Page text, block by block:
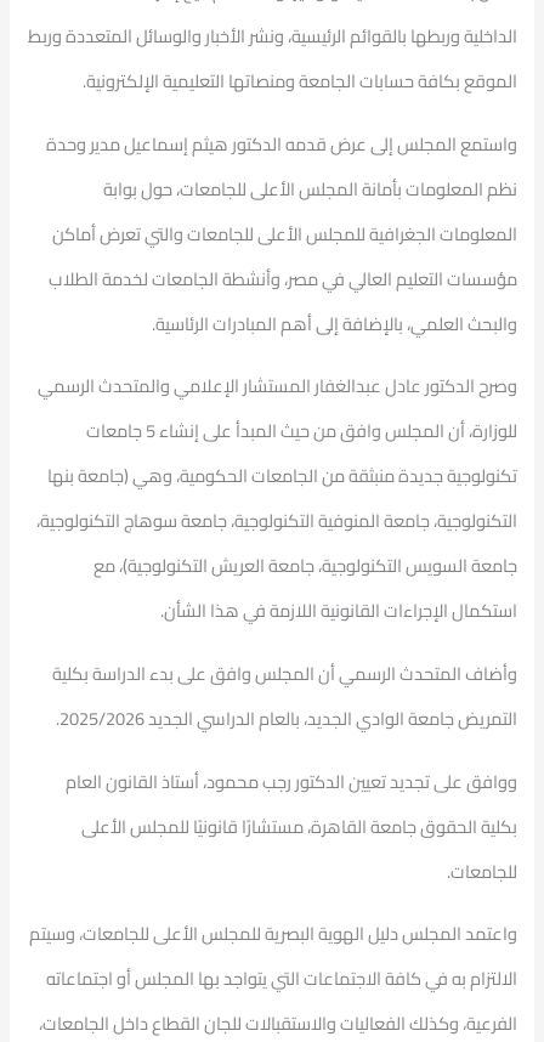
الداخلية وربطها بالقوائم الرئيسية، ونشر الأخبار والوسائل المتعددة وربط
الموقع بكافة حسابات الجامعة ومنصاتها التعليمية الإلكترونية.
واستمع المجلس إلى عرض قدمه الدكتور هيثم إسماعيل مدير وحدة
نظم المعلومات بأمانة المجلس الأعلى للجامعات، حول بوابة
المعلومات الجغرافية للمجلس الأعلى للجامعات والتي تعرض أماكن
مؤسسات التعليم العالي في مصر، وأنشطة الجامعات لخدمة الطلاب
والبحث العلمي، بالإضافة إلى أهم المبادرات الرئاسية.
وصرح الدكتور عادل عبدالغفار المستشار الإعلامي والمتحدث الرسمي
للوزارة، أن المجلس وافق من حيث المبدأ على إنشاء 5 جامعات
تكنولوجية جديدة منبثقة من الجامعات الحكومية، وهي (جامعة بنها
التكنولوجية، جامعة المنوفية التكنولوجية، جامعة سوهاج التكنولوجية،
جامعة السويس التكنولوجية، جامعة العريش التكنولوجية)، مع
استكمال الإجراءات القانونية اللازمة في هذا الشأن.
وأضاف المتحدث الرسمي أن المجلس وافق على بدء الدراسة بكلية
التمريض جامعة الوادي الجديد، بالعام الدراسي الجديد 2025/2026.
ووافق على تجديد تعيين الدكتور رجب محمود، أستاذ القانون العام
بكلية الحقوق جامعة القاهرة، مستشارًا قانونيًا للمجلس الأعلى
للجامعات.
واعتمد المجلس دليل الهوية البصرية للمجلس الأعلى للجامعات، وسيتم
الالتزام به في كافة الاجتماعات التي يتواجد بها المجلس أو اجتماعاته
الفرعية، وكذلك الفعاليات والاستقبالات للجان القطاع داخل الجامعات،